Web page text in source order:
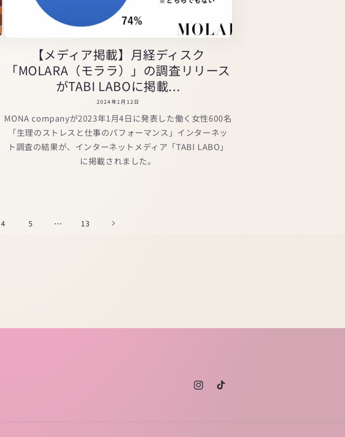
【メディア掲載】月経ディスク
「MOLARA（モララ）」の調査リリース
がTABI LABOに掲載...
2024年1月12日
MONA companyが2023年1月4日に発表した働く女性600名
「生理のストレスと仕事のパフォーマンス」インターネッ
ト調査の結果が、インターネットメディア「TABI LABO」
に掲載されました。
4 5 … 13
InstagramTikTok